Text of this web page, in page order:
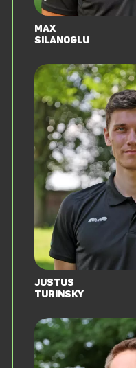
Max
Silanoglu
Justus
Turinsky